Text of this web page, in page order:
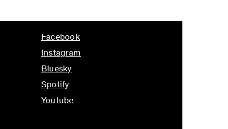
Facebook
Instagram
Bluesky
Spotify
Youtube